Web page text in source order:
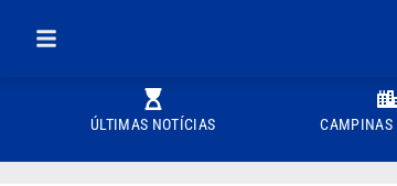
ÚLTIMAS NOTÍCIAS CAMPINAS